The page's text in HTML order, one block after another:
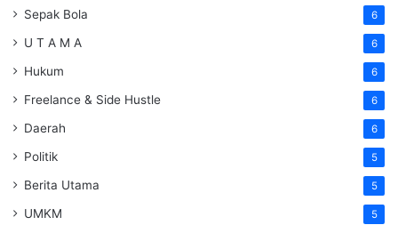
Sepak Bola 6
U T A M A 6
Hukum 6
Freelance & Side Hustle 6
Daerah 6
Politik 5
Berita Utama 5
UMKM 5